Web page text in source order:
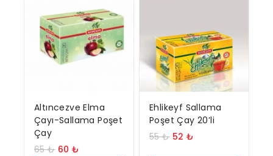
Altıncezve Elma
Çayı-Sallama Poşet
Çay
65₺ 60₺
Ehlikeyf Sallama
Poşet Çay 20’li
55₺ 52₺